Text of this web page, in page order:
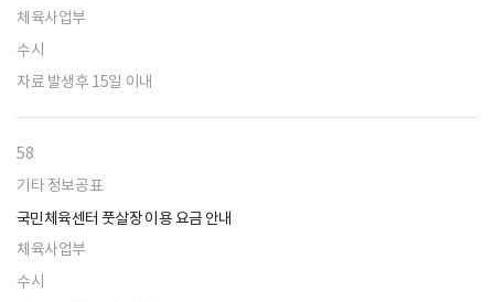
체육사업부
수시
자료 발생후 15일 이내
58
기타 정보공표
국민체육센터 풋살장 이용 요금 안내
체육사업부
수시